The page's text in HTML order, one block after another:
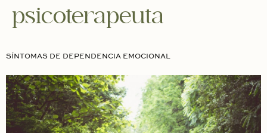
psicoterapeuta
SÍNTOMAS DE DEPENDENCIA EMOCIONAL